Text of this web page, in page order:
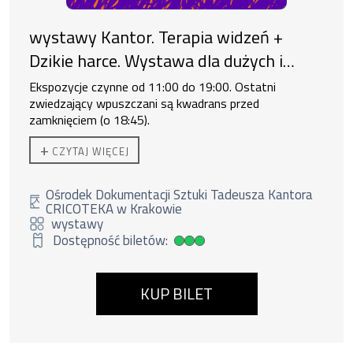
wystawy Kantor. Terapia widzeń +
Dzikie harce. Wystawa dla dużych i
małych
Ekspozycje czynne od 11:00 do 19:00. Ostatni
zwiedzający wpuszczani są kwadrans przed
zamknięciem (o 18:45).
+ CZYTAJ WIĘCEJ
Ośrodek Dokumentacji Sztuki Tadeusza Kantora
CRICOTEKA w Krakowie
wystawy
Dostępność biletów:
Duża dostępność biletów
KUP BILET